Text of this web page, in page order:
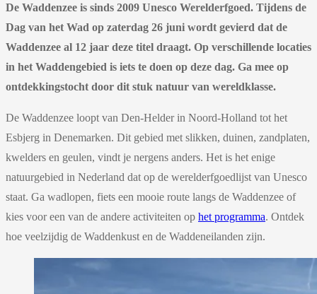
De Waddenzee is sinds 2009 Unesco Werelderfgoed. Tijdens de
Dag van het Wad op zaterdag 26 juni wordt gevierd dat de
Waddenzee al 12 jaar deze titel draagt. Op verschillende locaties
in het Waddengebied is iets te doen op deze dag. Ga mee op
ontdekkingstocht door dit stuk natuur van wereldklasse.
De Waddenzee loopt van Den-Helder in Noord-Holland tot het
Esbjerg in Denemarken. Dit gebied met slikken, duinen, zandplaten,
kwelders en geulen, vindt je nergens anders. Het is het enige
natuurgebied in Nederland dat op de werelderfgoedlijst van Unesco
staat. Ga wadlopen, fiets een mooie route langs de Waddenzee of
kies voor een van de andere activiteiten op het programma. Ontdek
hoe veelzijdig de Waddenkust en de Waddeneilanden zijn.